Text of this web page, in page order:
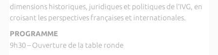
dimensions historiques, juridiques et politiques de l’IVG, en
croisant les perspectives françaises et internationales.
PROGRAMME
9h30 – Ouverture de la table ronde